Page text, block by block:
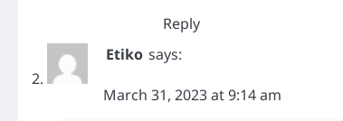
Reply
Etiko says:
March 31, 2023 at 9:14 am